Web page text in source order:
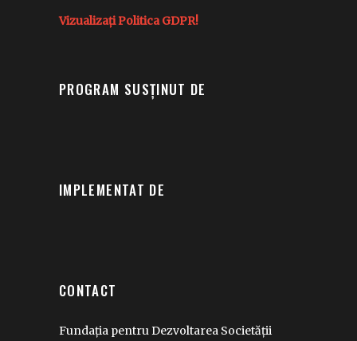
Vizualizați Politica GDPR!
PROGRAM SUSȚINUT DE
IMPLEMENTAT DE
CONTACT
Fundația pentru Dezvoltarea Societății